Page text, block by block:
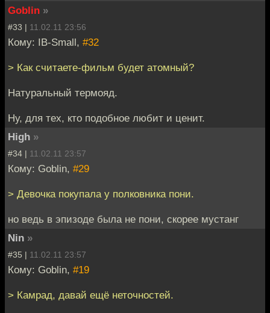
Goblin »
#33 | 11.02.11 23:56
Кому: IB-Small, #32
> Как считаете-фильм будет атомный?
Натуральный термояд.
Ну, для тех, кто подобное любит и ценит.
High »
#34 | 11.02.11 23:57
Кому: Goblin, #29
> Девочка покупала у полковника пони.
но ведь в эпизоде была не пони, скорее мустанг
Nin »
#35 | 11.02.11 23:57
Кому: Goblin, #19
> Камрад, давай ещё неточностей.